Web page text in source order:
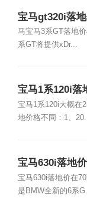
宝马gt320i落
马宝马3系GT落地
系GT将提供xDr...
宝马1系120i落
宝马1系120i大概在
地价格不同：1、20...
宝马630i落地
宝马630i落地价在
是BMW全新的6系